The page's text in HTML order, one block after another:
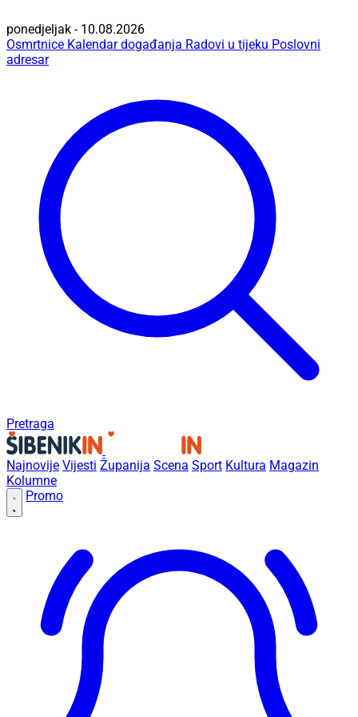
ponedjeljak - 10.08.2026
Osmrtnice Kalendar događanja Radovi u tijeku Poslovni
adresar
Pretraga
Najnovije Vijesti Županija Scena Sport Kultura Magazin
Kolumne
Promo